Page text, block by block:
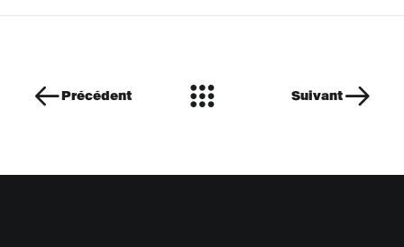
Précédent Suivant